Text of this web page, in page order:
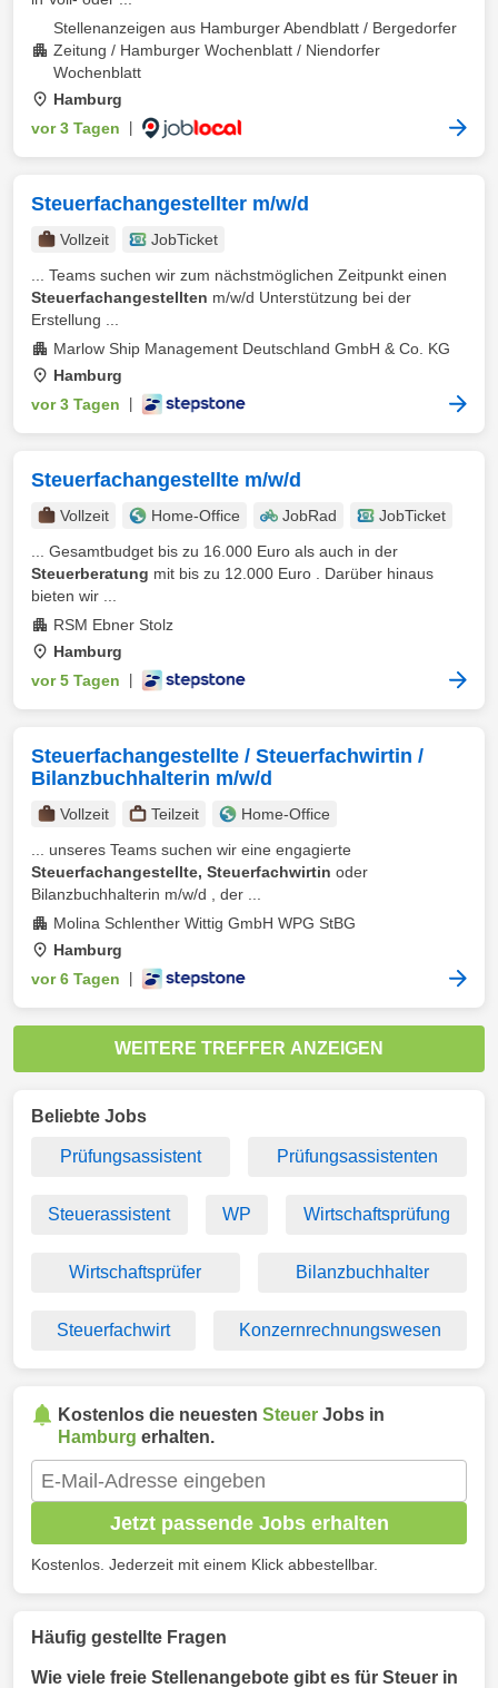
Stellenanzeigen aus Hamburger Abendblatt / Bergedorfer
Zeitung / Hamburger Wochenblatt / Niendorfer
Wochenblatt
Hamburg
vor 3 Tagen
Steuerfachangestellter m/w/d
Vollzeit
JobTicket
... Teams suchen wir zum nächstmöglichen Zeitpunkt einen
Steuerfachangestellten m/w/d Unterstützung bei der
Erstellung ...
Marlow Ship Management Deutschland GmbH & Co. KG
Hamburg
vor 3 Tagen
Steuerfachangestellte m/w/d
Vollzeit Home-Office JobRad
JobTicket
... Gesamtbudget bis zu 16.000 Euro als auch in der
Steuerberatung mit bis zu 12.000 Euro . Darüber hinaus
bieten wir ...
RSM Ebner Stolz
Hamburg
vor 5 Tagen
Steuerfachangestellte / Steuerfachwirtin /
Bilanzbuchhalterin m/w/d
Vollzeit Teilzeit
Home-Office
... unseres Teams suchen wir eine engagierte
Steuerfachangestellte, Steuerfachwirtin oder
Bilanzbuchhalterin m/w/d , der ...
Molina Schlenther Wittig GmbH WPG StBG
Hamburg
vor 6 Tagen
WEITERE TREFFER ANZEIGEN
Beliebte Jobs
Prüfungsassistent Prüfungsassistenten
Steuerassistent WP Wirtschaftsprüfung
Wirtschaftsprüfer Bilanzbuchhalter
Steuerfachwirt Konzernrechnungswesen
Kostenlos die neuesten Steuer Jobs in
Hamburg erhalten.
Jetzt passende Jobs erhalten
Kostenlos. Jederzeit mit einem Klick abbestellbar.
Häufig gestellte Fragen
Wie viele freie Stellenangebote gibt es für Steuer in